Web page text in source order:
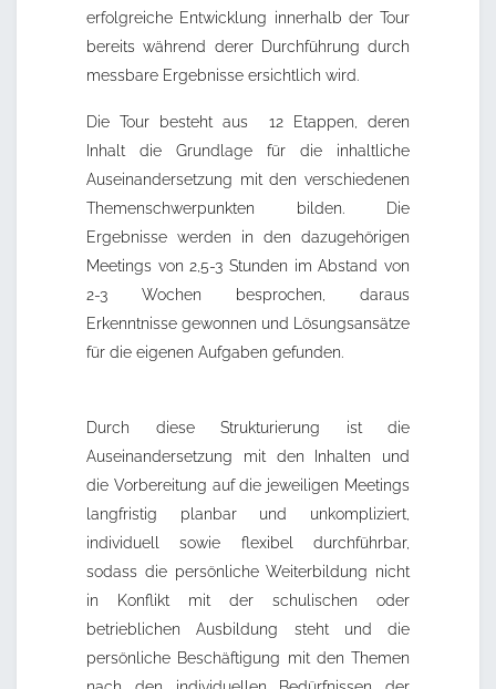
erfolgreiche Entwicklung innerhalb der Tour
bereits während derer Durchführung durch
messbare Ergebnisse ersichtlich wird.
Die Tour besteht aus 12 Etappen, deren
Inhalt die Grundlage für die inhaltliche
Auseinandersetzung mit den verschiedenen
Themenschwerpunkten bilden. Die
Ergebnisse werden in den dazugehörigen
Meetings von 2,5-3 Stunden im Abstand von
2-3 Wochen besprochen, daraus
Erkenntnisse gewonnen und Lösungsansätze
für die eigenen Aufgaben gefunden.
Durch diese Strukturierung ist die
Auseinandersetzung mit den Inhalten und
die Vorbereitung auf die jeweiligen Meetings
langfristig planbar und unkompliziert,
individuell sowie flexibel durchführbar,
sodass die persönliche Weiterbildung nicht
in Konflikt mit der schulischen oder
betrieblichen Ausbildung steht und die
persönliche Beschäftigung mit den Themen